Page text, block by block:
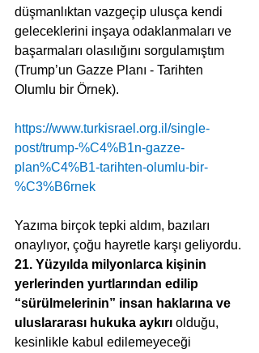
düşmanlıktan vazgeçip ulusça kendi
geleceklerini inşaya odaklanmaları ve
başarmaları olasılığını sorgulamıştım
(Trump’un Gazze Planı - Tarihten
Olumlu bir Örnek).
https://www.turkisrael.org.il/single-
post/trump-%C4%B1n-gazze-
plan%C4%B1-tarihten-olumlu-bir-
%C3%B6rnek
Yazıma birçok tepki aldım, bazıları
onaylıyor, çoğu hayretle karşı geliyordu.
21. Yüzyılda milyonlarca kişinin
yerlerinden yurtlarından edilip
“sürülmelerinin” insan haklarına ve
uluslararası hukuka aykırı olduğu,
kesinlikle kabul edilemeyeceği